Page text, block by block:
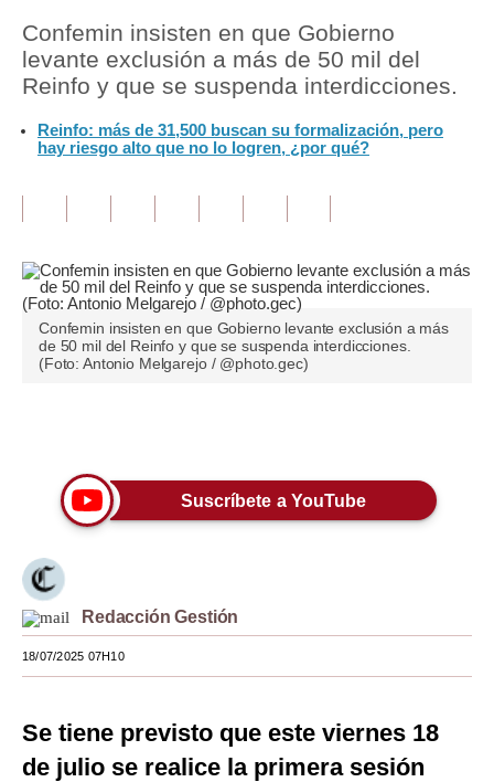
Política
Finanzas Personales
Inmobiliarias
Opinión
Editorial
Pregunta de hoy
Lujo
Moda
Estilos
Mundo
EEUU
México
Confemin insisten en que Gobierno
levante exclusión a más de 50 mil del
Reinfo y que se suspenda interdicciones.
Reinfo: más de 31,500 buscan su formalización, pero
hay riesgo alto que no lo logren, ¿por qué?
Confemin insisten en que Gobierno levante exclusión a más
de 50 mil del Reinfo y que se suspenda interdicciones.
(Foto: Antonio Melgarejo / @photo.gec)
Suscríbete a YouTube
Redacción Gestión
18/07/2025 07H10
Se tiene previsto que este viernes 18
de julio se realice la primera sesión